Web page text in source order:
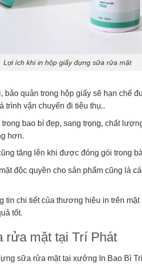
Lợi ích khi in hộp giấy đựng sữa rửa mặt
quản trong hộp giấy sẽ hạn chế
trình vận chuyển đi tiêu thụ..
bao bì đẹp, sang trọng, chất
hơn.
tăng lên khi được đóng gói trong
độc quyền cho sản phẩm cũng là
tin chi tiết của thương hiệu in trên
tốt.
rửa mặt tại Trí Phát
sữa rửa mặt tại xưởng In Bao Bì